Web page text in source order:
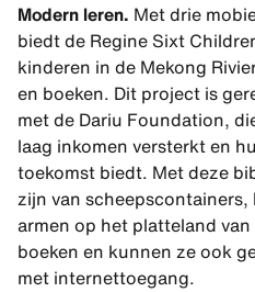
Modern leren. Met drie
biedt de Regine Sixt
kinderen in de Mekong
en boeken. Dit project is
met de Dariu Foundation,
laag inkomen versterkt en
toekomst biedt. Met deze
zijn van
armen op het platteland
boeken en kunnen ze ook
met internettoegang.